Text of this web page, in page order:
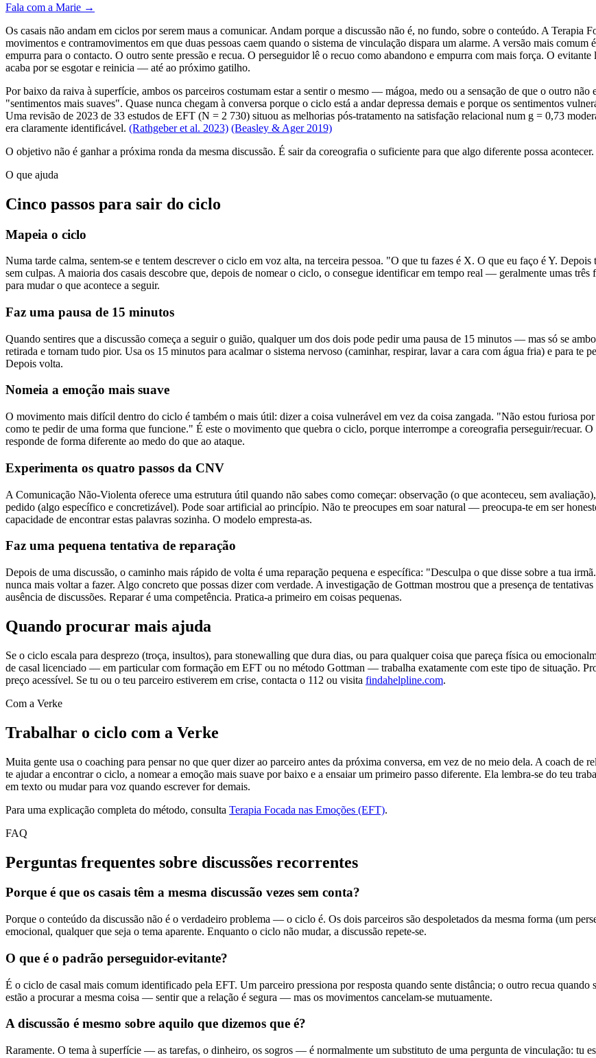
Fala com a Marie →
Os casais não andam em ciclos por serem maus a comunicar. Andam porque a discussão não é, no fundo, sobre o conteúdo. A Terapia
movimentos e contramovimentos em que duas pessoas caem quando o sistema de vinculação dispara um alarme. A versão mais
empurra para o contacto. O outro sente pressão e recua. O perseguidor lê o recuo como abandono e empurra com mais força. O
acaba por se esgotar e reinicia — até ao próximo gatilho.
Por baixo da raiva à superfície, ambos os parceiros costumam estar a sentir o mesmo — mágoa, medo ou a sensação de que o outro não
"sentimentos mais suaves". Quase nunca chegam à conversa porque o ciclo está a andar depressa demais e porque os sentimentos
Uma revisão de 2023 de 33 estudos de EFT (N = 2 730) situou as melhorias pós-tratamento na satisfação relacional num g = 0,73
era claramente identificável. (Rathgeber et al. 2023) (Beasley & Ager 2019)
O objetivo não é ganhar a próxima ronda da mesma discussão. É sair da coreografia o suficiente para que algo diferente possa acontecer.
O que ajuda
Cinco passos para sair do ciclo
Mapeia o ciclo
Numa tarde calma, sentem-se e tentem descrever o ciclo em voz alta, na terceira pessoa. "O que tu fazes é X. O que eu faço é Y.
sem culpas. A maioria dos casais descobre que, depois de nomear o ciclo, o consegue identificar em tempo real — geralmente umas três
para mudar o que acontece a seguir.
Faz uma pausa de 15 minutos
Quando sentires que a discussão começa a seguir o guião, qualquer um dos dois pode pedir uma pausa de 15 minutos — mas só se
retirada e tornam tudo pior. Usa os 15 minutos para acalmar o sistema nervoso (caminhar, respirar, lavar a cara com água fria) e para te
Depois volta.
Nomeia a emoção mais suave
O movimento mais difícil dentro do ciclo é também o mais útil: dizer a coisa vulnerável em vez da coisa zangada. "Não estou furiosa
como te pedir de uma forma que funcione." É este o movimento que quebra o ciclo, porque interrompe a coreografia perseguir/recuar.
responde de forma diferente ao medo do que ao ataque.
Experimenta os quatro passos da CNV
A Comunicação Não-Violenta oferece uma estrutura útil quando não sabes como começar: observação (o que aconteceu, sem
pedido (algo específico e concretizável). Pode soar artificial ao princípio. Não te preocupes em soar natural — preocupa-te em ser
capacidade de encontrar estas palavras sozinha. O modelo empresta-as.
Faz uma pequena tentativa de reparação
Depois de uma discussão, o caminho mais rápido de volta é uma reparação pequena e específica: "Desculpa o que disse sobre a tua
nunca mais voltar a fazer. Algo concreto que possas dizer com verdade. A investigação de Gottman mostrou que a presença de
ausência de discussões. Reparar é uma competência. Pratica-a primeiro em coisas pequenas.
Quando procurar mais ajuda
Se o ciclo escala para desprezo (troça, insultos), para stonewalling que dura dias, ou para qualquer coisa que pareça física ou
de casal licenciado — em particular com formação em EFT ou no método Gottman — trabalha exatamente com este tipo de situação.
preço acessível. Se tu ou o teu parceiro estiverem em crise, contacta o 112 ou visita findahelpline.com.
Com a Verke
Trabalhar o ciclo com a Verke
Muita gente usa o coaching para pensar no que quer dizer ao parceiro antes da próxima conversa, em vez de no meio dela. A coach de
te ajudar a encontrar o ciclo, a nomear a emoção mais suave por baixo e a ensaiar um primeiro passo diferente. Ela lembra-se do teu
em texto ou mudar para voz quando escrever for demais.
Para uma explicação completa do método, consulta Terapia Focada nas Emoções (EFT).
FAQ
Perguntas frequentes sobre discussões recorrentes
Porque é que os casais têm a mesma discussão vezes sem conta?
Porque o conteúdo da discussão não é o verdadeiro problema — o ciclo é. Os dois parceiros são despoletados da mesma forma (um
emocional, qualquer que seja o tema aparente. Enquanto o ciclo não mudar, a discussão repete-se.
O que é o padrão perseguidor-evitante?
É o ciclo de casal mais comum identificado pela EFT. Um parceiro pressiona por resposta quando sente distância; o outro recua
estão a procurar a mesma coisa — sentir que a relação é segura — mas os movimentos cancelam-se mutuamente.
A discussão é mesmo sobre aquilo que dizemos que é?
Raramente. O tema à superfície — as tarefas, o dinheiro, os sogros — é normalmente um substituto de uma pergunta de vinculação: tu